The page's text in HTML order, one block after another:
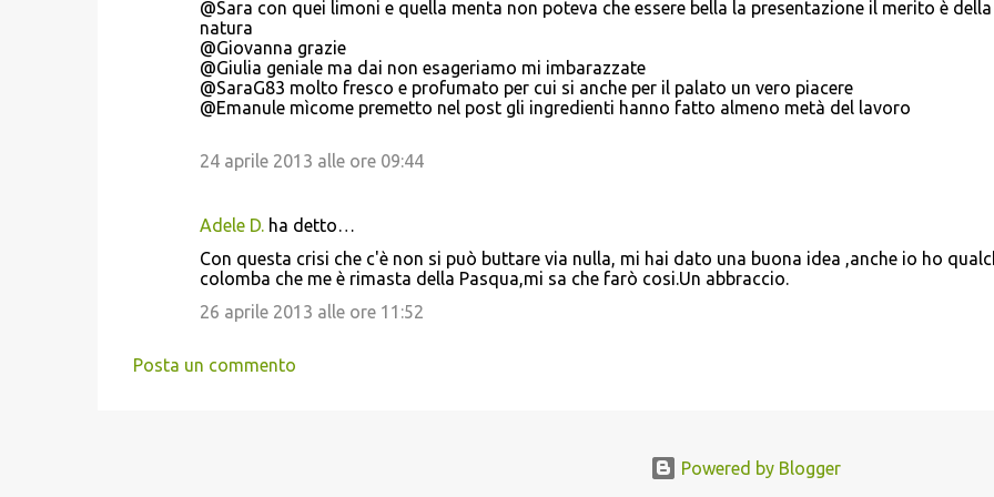
@Sara con quei limoni e quella menta non poteva che essere bella la presentazione il merito è della
natura
@Giovanna grazie
@Giulia geniale ma dai non esageriamo mi imbarazzate
@SaraG83 molto fresco e profumato per cui si anche per il palato un vero piacere
@Emanule mìcome premetto nel post gli ingredienti hanno fatto almeno metà del lavoro
24 aprile 2013 alle ore 09:44
Adele D.ha detto…
Con questa crisi che c'è non si può buttare via nulla, mi hai dato una buona idea ,anche io ho
colomba che me è rimasta della Pasqua,mi sa che farò cosi.Un abbraccio.
26 aprile 2013 alle ore 11:52
Posta un commento
Powered by Blogger